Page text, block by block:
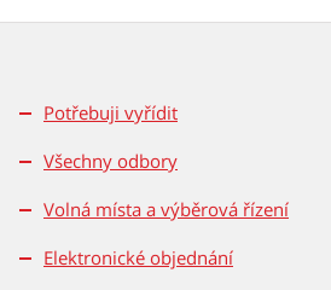
Potřebuji vyřídit
Všechny odbory
Volná místa a výběrová řízení
Elektronické objednání